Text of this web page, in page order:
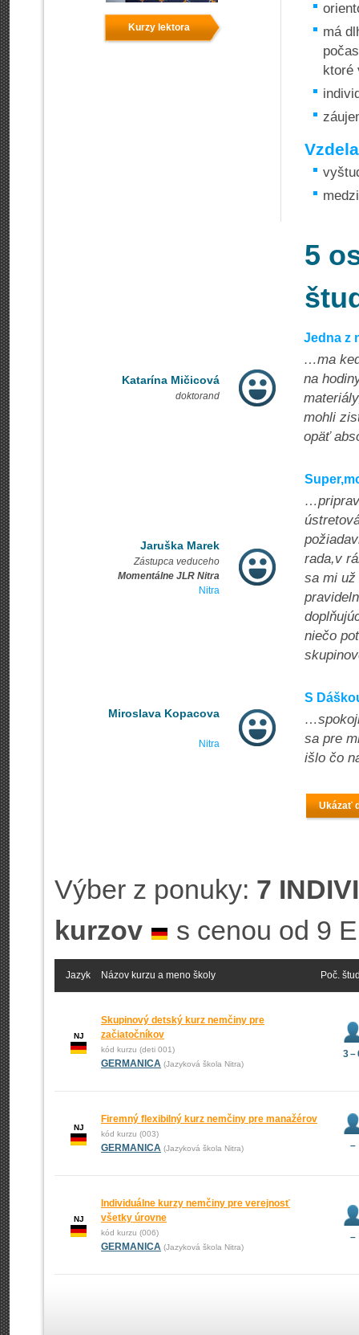
Kurzy lektora
má
ktoré
5
Katarína Mičicová
doktorand
Jedna z
…ma
na
mohli
opäť
Jaruška Marek
Zástupca veduceho
Momentálne JLR Nitra
Nitra
rada,v
sa mi už
niečo
Miroslava Kopacova
Nitra
S
sa pre
išlo čo
Ukázať
Výber z ponuky: 7
kurzov
s cenou od 9
Jazyk Názov kurzu a meno školy Poč.
NJ
Skupinový detský kurz nemčiny pre
začiatočníkov
kód kurzu (deti 001)
GERMANICA (Jazyková škola Nitra)
3 –
NJ
Firemný flexibilný kurz nemčiny pre manažérov
kód kurzu (003)
GERMANICA (Jazyková škola Nitra) –
NJ
Individuálne kurzy nemčiny pre verejnosť
všetky úrovne
kód kurzu (006)
GERMANICA (Jazyková škola Nitra)
–